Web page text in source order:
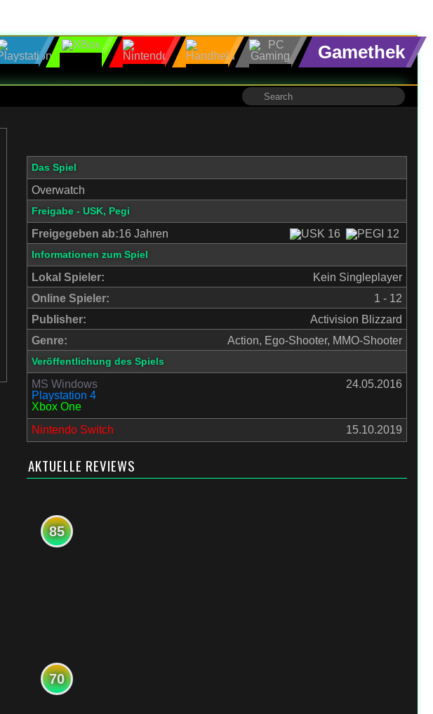
Gamethek
Das Spiel
Overwatch
Freigabe - USK, Pegi
Freigegeben ab:16 Jahren
Informationen zum Spiel
Lokal Spieler:
Kein Singleplayer
Online Spieler:
1 - 12
Publisher:
Activision Blizzard
Genre:
Action, Ego-Shooter, MMO-Shooter
Veröffentlichung des Spiels
MS Windows
Playstation 4
Xbox One
24.05.2016
Nintendo Switch 15.10.2019
AKTUELLE REVIEWS
85
70